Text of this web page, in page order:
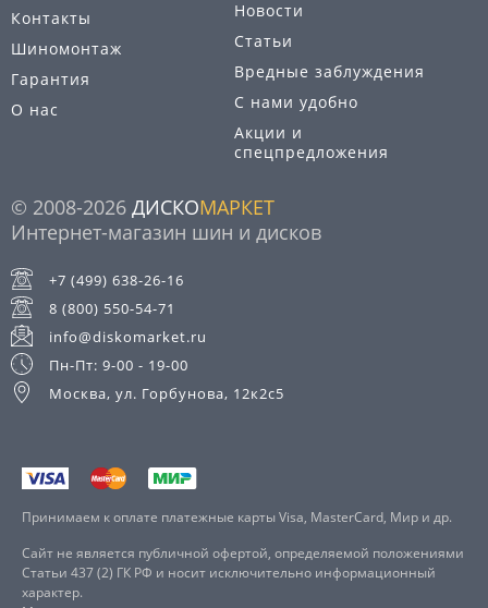
Контакты
Шиномонтаж
Гарантия
О нас
Новости
Статьи
Вредные заблуждения
С нами удобно
Акции и
спецпредложения
© 2008-2026 ДИСКОМАРКЕТ
Интернет-магазин шин и дисков
+7 (499) 638-26-16
8 (800) 550-54-71
info@diskomarket.ru
Пн-Пт: 9-00 - 19-00
Москва, ул. Горбунова, 12к2с5
Принимаем к оплате платежные карты Visa, MasterCard, Мир и др.
Сайт не является публичной офертой, определяемой положениями
Статьи 437 (2) ГК РФ и носит исключительно информационный
характер.